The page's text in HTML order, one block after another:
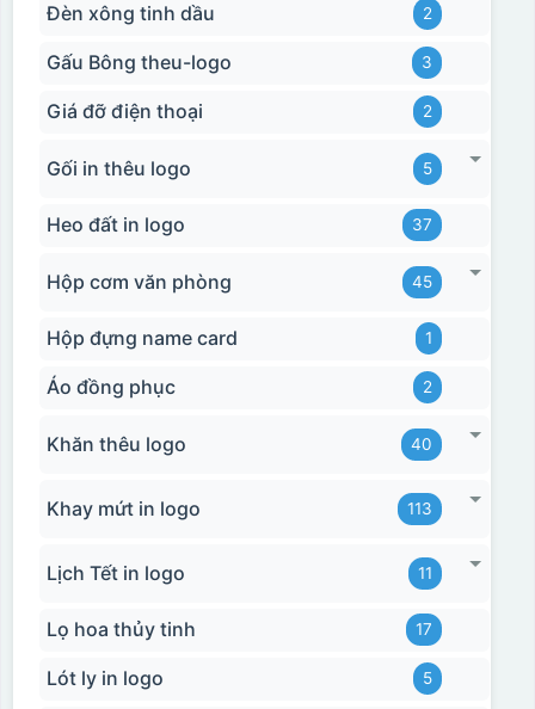
Đèn xông tinh dầu 2
Gấu Bông theu-logo 3
Giá đỡ điện thoại 2
Gối in thêu logo 5
Heo đất in logo 37
Hộp cơm văn phòng 45
Hộp đựng name card 1
Áo đồng phục 2
Khăn thêu logo 40
Khay mứt in logo 113
Lịch Tết in logo 11
Lọ hoa thủy tinh 17
Lót ly in logo 5